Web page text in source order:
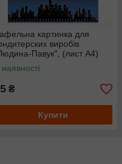
картинка для
виробів
Павук", (лист А4)
₴
Купити